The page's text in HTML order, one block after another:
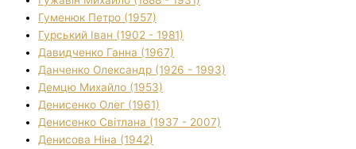
Гуменюк Петро (1957)
Гурський Іван (1902 - 1981)
Давидченко Ганна (1967)
Данченко Олександр (1926 - 1993)
Демцю Михайло (1953)
Денисенко Олег (1961)
Денисенко Світлана (1937 - 2007)
Денисова Ніна (1942)